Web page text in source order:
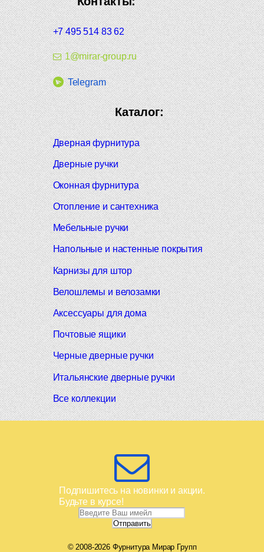
+7 495 514 83 62
1@mirar-group.ru
Telegram
Каталог:
Дверная фурнитура
Дверные ручки
Оконная фурнитура
Отопление и сантехника
Мебельные ручки
Напольные и настенные покрытия
Карнизы для штор
Велошлемы и велозамки
Аксессуары для дома
Почтовые ящики
Черные дверные ручки
Итальянские дверные ручки
Все коллекции
Подпишитесь на новинки и акции.
Будьте в курсе!
© 2008-2026 Фурнитура Мирар Групп